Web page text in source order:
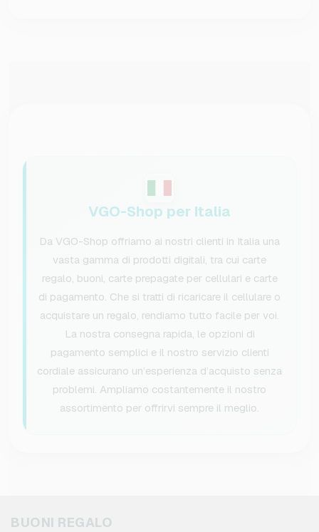
VGO-Shop per Italia
Da VGO-Shop offriamo ai nostri clienti in Italia una
vasta gamma di prodotti digitali, tra cui carte
regalo, buoni, carte prepagate per cellulari e carte
di pagamento. Che si tratti di ricaricare il cellulare o
acquistare un regalo, rendiamo tutto facile per voi.
La nostra consegna rapida, le opzioni di
pagamento semplici e il nostro servizio clienti
cordiale assicurano un’esperienza d’acquisto senza
problemi. Ampliamo costantemente il nostro
assortimento per offrirvi sempre il meglio.
BUONI REGALO